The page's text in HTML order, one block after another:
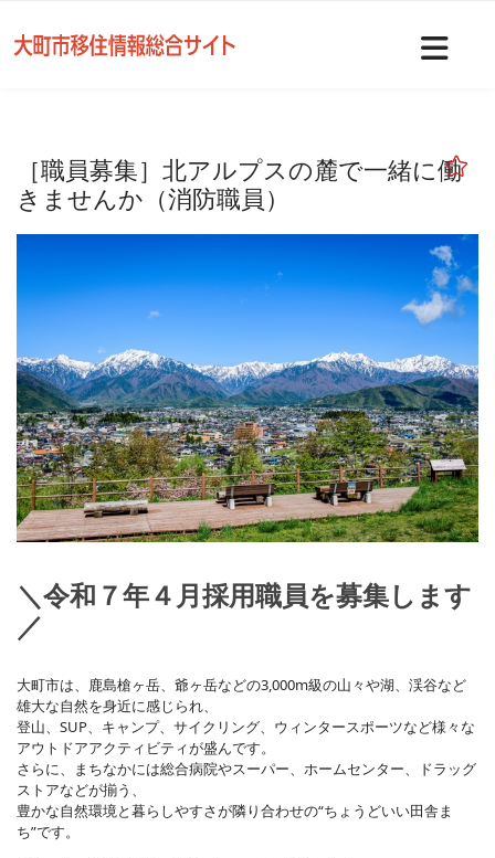
［職員募集］北アルプスの麓で一緒に働
きませんか（消防職員）
＼令和７年４月採用職員を募集します
／
大町市は、鹿島槍ヶ岳、爺ヶ岳などの3,000m級の山々や湖、渓谷など
雄大な自然を身近に感じられ、
登山、SUP、キャンプ、サイクリング、ウィンタースポーツなど様々な
アウトドアアクティビティが盛んです。
さらに、まちなかには総合病院やスーパー、ホームセンター、ドラッグ
ストアなどが揃う、
豊かな自然環境と暮らしやすさが隣り合わせの“ちょうどいい田舎ま
ち”です。